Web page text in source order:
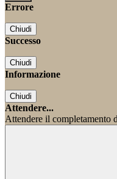
Errore
Chiudi
Successo
Chiudi
Informazione
Chiudi
Attendere...
Attendere il completamento